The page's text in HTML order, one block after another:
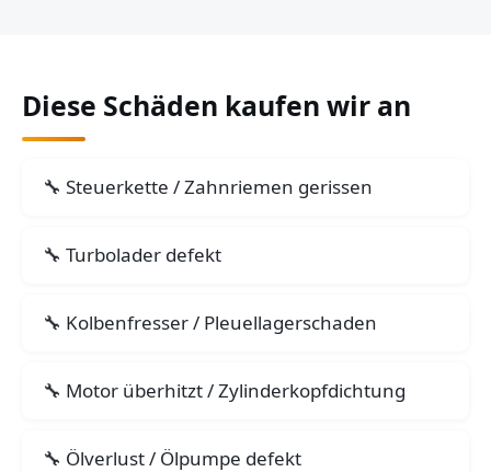
Diese Schäden kaufen wir an
Steuerkette / Zahnriemen gerissen
Turbolader defekt
Kolbenfresser / Pleuellagerschaden
Motor überhitzt / Zylinderkopfdichtung
Ölverlust / Ölpumpe defekt